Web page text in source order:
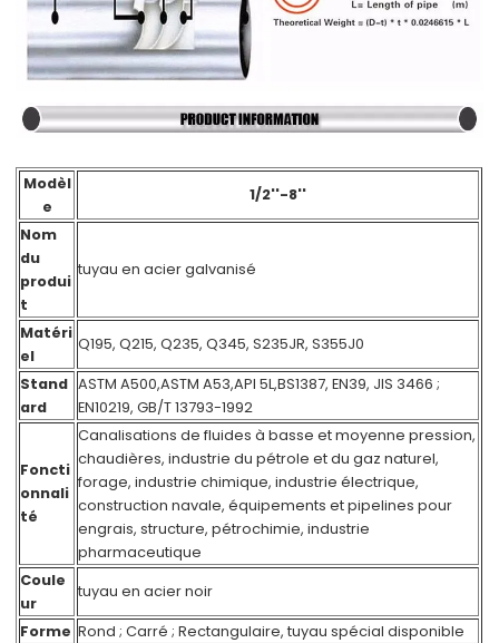
Modèl
e
1/2''-8''
Nom
du
produi
t
tuyau en acier galvanisé
Matéri
el
Q195, Q215, Q235, Q345, S235JR, S355J0
Stand
ard
ASTM A500,ASTM A53,API 5L,BS1387, EN39, JIS 3466 ;
EN10219, GB/T 13793-1992
Foncti
onnali
té
Canalisations de fluides à basse et moyenne pression,
chaudières, industrie du pétrole et du gaz naturel,
forage, industrie chimique, industrie électrique,
construction navale, équipements et pipelines pour
engrais, structure, pétrochimie, industrie
pharmaceutique
Coule
ur
tuyau en acier noir
Forme Rond ; Carré ; Rectangulaire, tuyau spécial disponible